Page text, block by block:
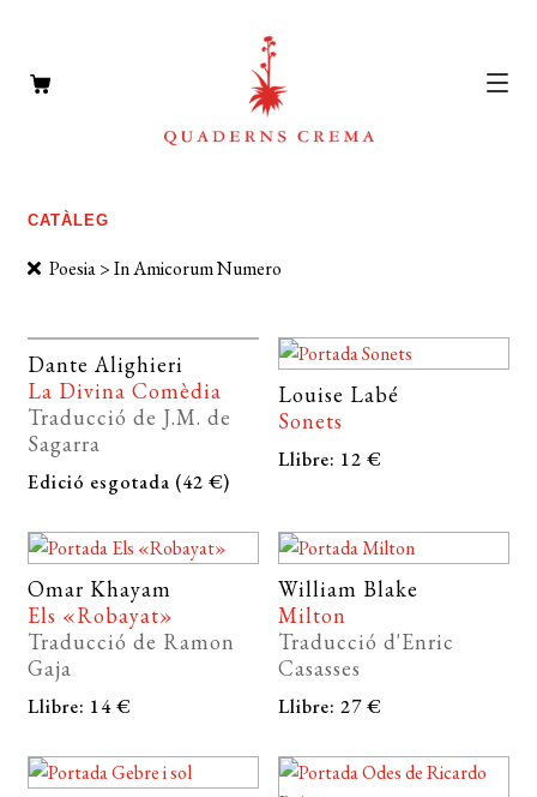
menú
L’EDITORIAL
FOREIGN RIGHTS
DISTRIBUCIÓ
EL MEU COMPTE
CERCAR
WISHLIST
CATÀLEG
Poesia > In Amicorum Numero
Dante Alighieri
La Divina Comèdia
Traducció de J.M. de
Sagarra
Edició esgotada (42 €)
Louise Labé
Sonets
Llibre: 12 €
Omar Khayam
Els «Robayat»
Traducció de Ramon
Gaja
Llibre: 14 €
William Blake
Milton
Traducció d'Enric
Casasses
Llibre: 27 €